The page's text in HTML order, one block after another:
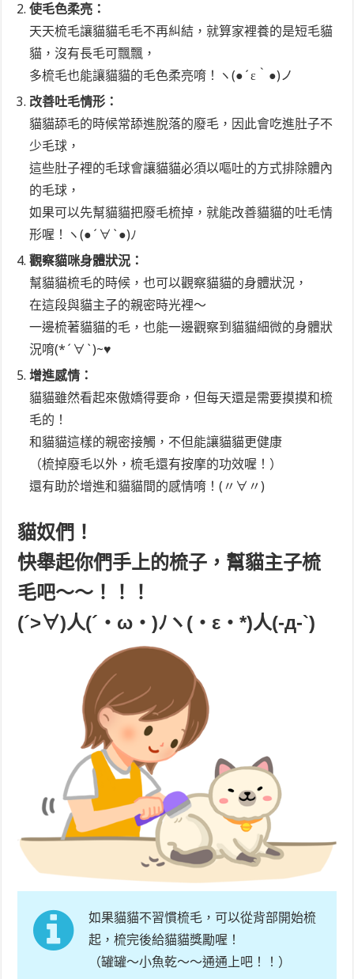
使毛色柔亮：
天天梳毛讓貓貓毛毛不再糾結，就算家裡養的是短毛貓
貓，沒有長毛可飄飄，
多梳毛也能讓貓貓的毛色柔亮唷！ヽ(●´ε｀●)ノ
改善吐毛情形：
貓貓舔毛的時候常舔進脫落的廢毛，因此會吃進肚子不
少毛球，
這些肚子裡的毛球會讓貓貓必須以嘔吐的方式排除體內
的毛球，
如果可以先幫貓貓把廢毛梳掉，就能改善貓貓的吐毛情
形喔！ヽ(●´∀`●)ﾉ
觀察貓咪身體狀況：
幫貓貓梳毛的時候，也可以觀察貓貓的身體狀況，
在這段與貓主子的親密時光裡～
一邊梳著貓貓的毛，也能一邊觀察到貓貓細微的身體狀
況唷(*´∀`)~♥
增進感情：
貓貓雖然看起來傲嬌得要命，但每天還是需要摸摸和梳
毛的！
和貓貓這樣的親密接觸，不但能讓貓貓更健康
（梳掉廢毛以外，梳毛還有按摩的功效喔！）
還有助於增進和貓貓間的感情唷！(〃∀〃)
貓奴們！
快舉起你們手上的梳子，幫貓主子梳
毛吧～～！！！
(´>∀)人(´・ω・)ﾉヽ(・ε・*)人(-д-`)
如果貓貓不習慣梳毛，可以從背部開始梳
起，梳完後給貓貓獎勵喔！
（罐罐～小魚乾～～通通上吧！！）